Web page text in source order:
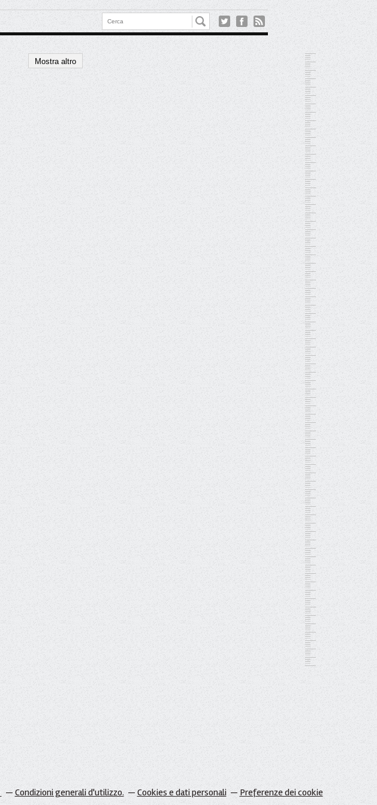
Mostra altro
Condizioni generali d'utilizzo. Cookies e dati personali Preferenze dei cookie